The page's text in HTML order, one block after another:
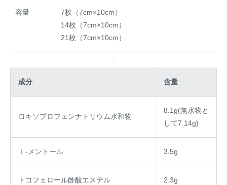
容量
7枚（7cm×10cm）
14枚（7cm×10cm）
21枚（7cm×10cm）
成分 含量
ロキソプロフェンナトリウム水和物
8.1g(無水物と
して7.14g)
ｌ-メントール 3.5g
トコフェロール酢酸エステル 2.3g